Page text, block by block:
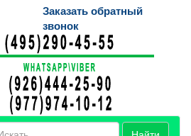
Заказать обратный
звонок